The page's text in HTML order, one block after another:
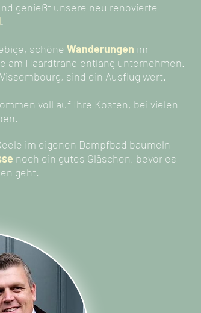
genießt unsere neu renovierte
.
schöne Wanderungen im
am Haardtrand entlang unternehmen.
sind ein Ausflug wert.
voll auf Ihre Kosten, bei vielen
im eigenen Dampfbad baumeln
noch ein gutes Gläschen, bevor es
geht.